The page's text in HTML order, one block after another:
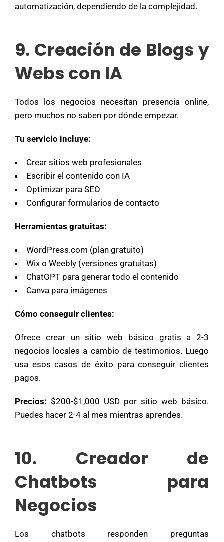
automatización, dependiendo de la complejidad.
9. Creación de Blogs y
Webs con IA
Todos los negocios necesitan presencia online,
pero muchos no saben por dónde empezar.
Tu servicio incluye:
Crear sitios web profesionales
Escribir el contenido con IA
Optimizar para SEO
Configurar formularios de contacto
Herramientas gratuitas:
WordPress.com (plan gratuito)
Wix o Weebly (versiones gratuitas)
ChatGPT para generar todo el contenido
Canva para imágenes
Cómo conseguir clientes:
Ofrece crear un sitio web básico gratis a 2-3
negocios locales a cambio de testimonios. Luego
usa esos casos de éxito para conseguir clientes
pagos.
Precios: $200-$1,000 USD por sitio web básico.
Puedes hacer 2-4 al mes mientras aprendes.
10. Creador de
Chatbots para
Negocios
Los chatbots responden preguntas